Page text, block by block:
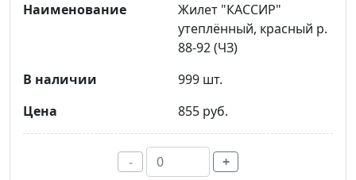
Жилет "КАССИР"
утеплённый, красный р.
88-92 (ЧЗ)
999 шт.
855 руб.
- +